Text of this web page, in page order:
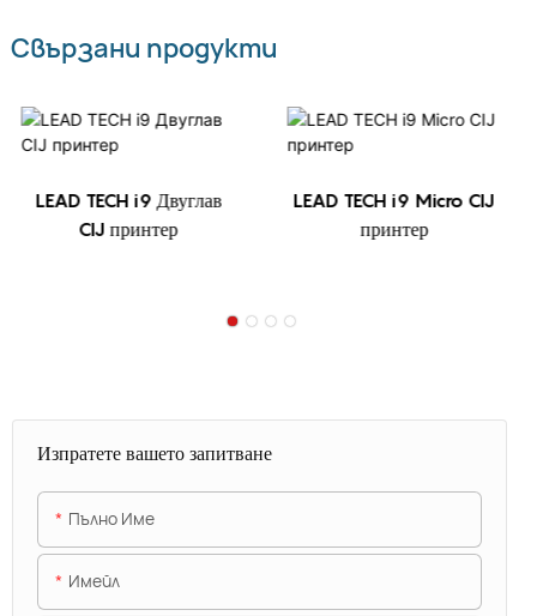
Свързани продукти
LEAD TECH i9 Двуглав
CIJ принтер
LEAD TECH i9 Micro CIJ
принтер
Изпратете вашето запитване
Пълно Име
Имейл